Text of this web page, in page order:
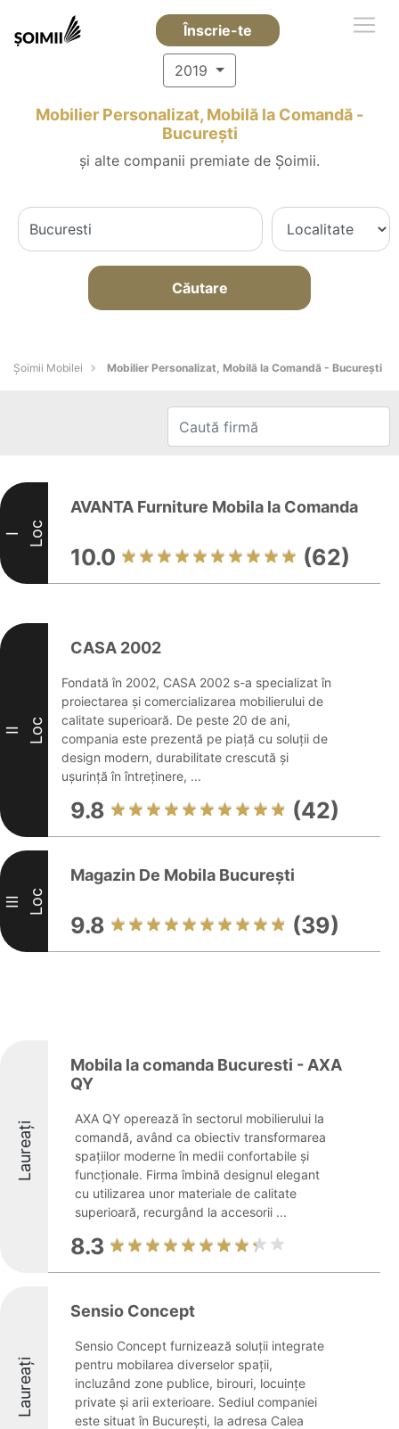
Înscrie-te
2019
Mobilier Personalizat, Mobilă la Comandă -
Bucureşti
și alte companii premiate de Șoimii.
Căutare
Șoimii Mobilei Mobilier Personalizat, Mobilă la Comandă - Bucureşti
I Loc
AVANTA Furniture Mobila la Comanda
10.0 (62)
II Loc
CASA 2002
Fondată în 2002, CASA 2002 s-a specializat în
proiectarea și comercializarea mobilierului de
calitate superioară. De peste 20 de ani,
compania este prezentă pe piață cu soluții de
design modern, durabilitate crescută și
ușurință în întreținere, ...
9.8 (42)
III Loc
Magazin De Mobila București
9.8 (39)
Laureați
Mobila la comanda Bucuresti - AXA
QY
AXA QY operează în sectorul mobilierului la
comandă, având ca obiectiv transformarea
spațiilor moderne în medii confortabile și
funcționale. Firma îmbină designul elegant
cu utilizarea unor materiale de calitate
superioară, recurgând la accesorii ...
8.3
Laureați
Sensio Concept
Sensio Concept furnizează soluții integrate
pentru mobilarea diverselor spații,
incluzând zone publice, birouri, locuințe
private și arii exterioare. Sediul companiei
este situat în București, la adresa Calea